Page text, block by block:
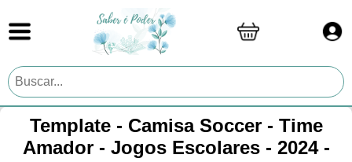
Template - Camisa Soccer - Time
Amador - Jogos Escolares - 2024 -